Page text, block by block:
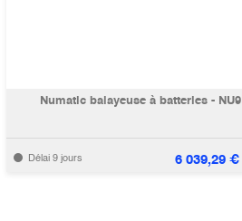
Numatic balayeuse à batteries - NU9
Délai 9 jours 6 039,29€